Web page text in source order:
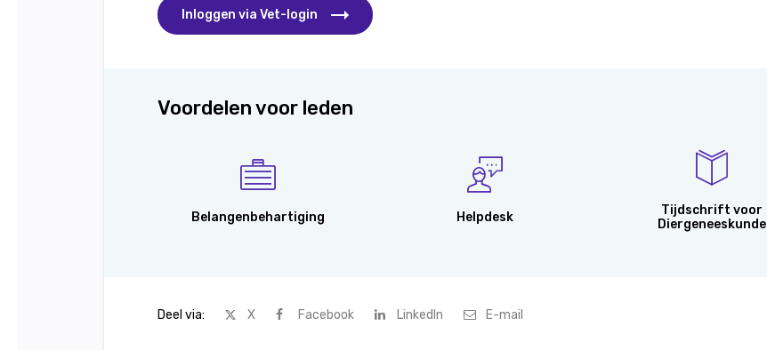
Inloggen via Vet-login
Voordelen voor leden
Belangenbehartiging Helpdesk
Tijdschrift voor
Diergeneeskunde
Deel via: X Facebook LinkedIn E-mail